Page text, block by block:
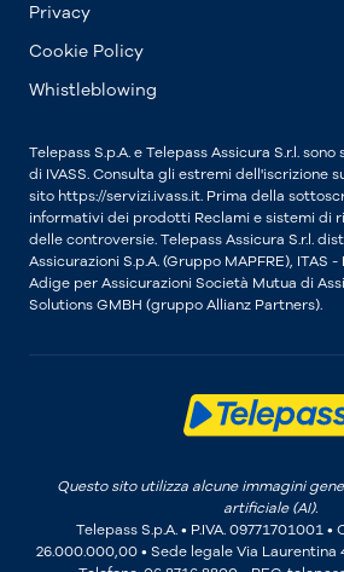
Privacy
Cookie Policy
Whistleblowing
Telepass S.p.A. e Telepass Assicura S.r.l.
di IVASS. Consulta gli estremi dell'iscrizione
sito https://servizi.ivass.it. Prima della
informativi dei prodotti Reclami e sistemi di
delle controversie. Telepass Assicura S.r.l.
Assicurazioni S.p.A. (Gruppo MAPFRE), ITAS
Adige per Assicurazioni Società Mutua di
Solutions GMBH (gruppo Allianz Partners).
Questo sito utilizza alcune immagini
artificiale (AI).
Telepass S.p.A. • P.IVA. 09771701001
26.000.000,00 • Sede legale Via Laurentina